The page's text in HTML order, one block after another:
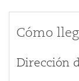
Cómo
Dirección